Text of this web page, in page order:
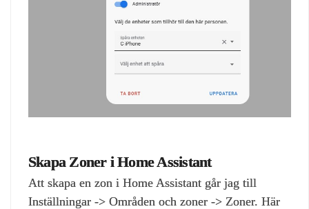
Skapa Zoner i Home Assistant
Att skapa en zon i Home Assistant går jag till
Inställningar -> Områden och zoner -> Zoner. Här